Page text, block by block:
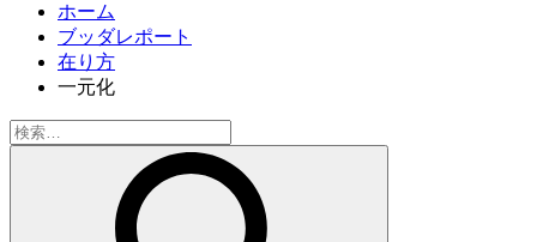
ホーム
ブッダレポート
在り方
一元化
検
索: